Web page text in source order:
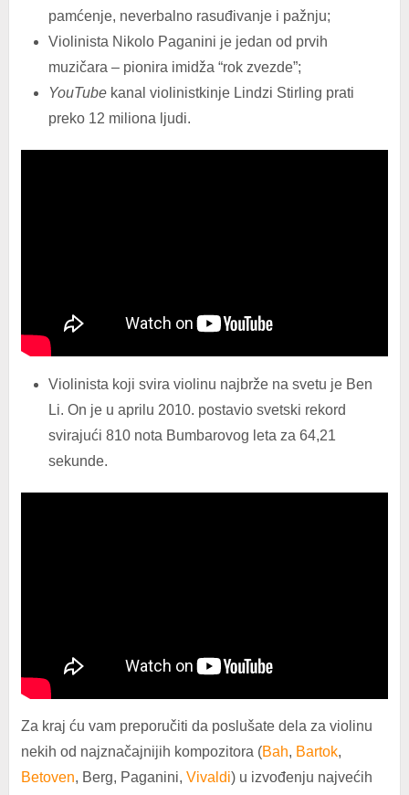
pamćenje, neverbalno rasuđivanje i pažnju;
Violinista Nikolo Paganini je jedan od prvih
muzičara – pionira imidža “rok zvezde”;
YouTubekanal violinistkinje Lindzi Stirling prati
preko 12 miliona ljudi.
Violinista koji svira violinu najbrže na svetu je Ben
Li. On je u aprilu 2010. postavio svetski rekord
svirajući 810 nota Bumbarovog leta za 64,21
sekunde.
Za kraj ću vam preporučiti da poslušate dela za violinu
nekih od najznačajnijih kompozitora (Bah, Bartok,
Betoven, Berg, Paganini, Vivaldi) u izvođenju najvećih